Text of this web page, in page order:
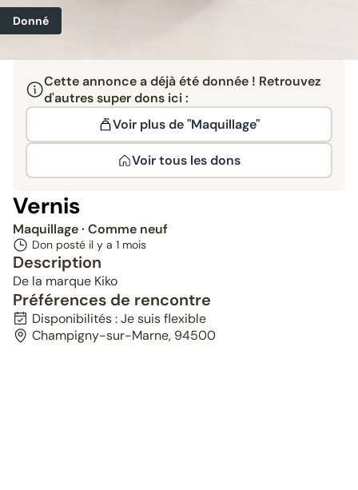
Donné
Cette annonce a déjà été donnée ! Retrouvez
d'autres super dons ici :
Voir plus de "Maquillage"
Voir tous les dons
Vernis
Maquillage· Comme neuf
Don posté il y a 1 mois
Description
De la marque Kiko
Préférences de rencontre
Disponibilités : Je suis flexible
Champigny-sur-Marne, 94500